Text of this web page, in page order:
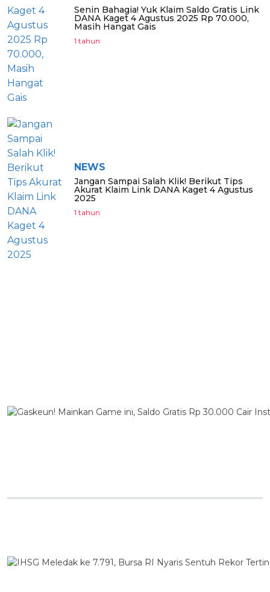
Senin Bahagia! Yuk Klaim Saldo Gratis Link
DANA Kaget 4 Agustus 2025 Rp 70.000,
Masih Hangat Gais
1 tahun
NEWS
Jangan Sampai Salah Klik! Berikut Tips
Akurat Klaim Link DANA Kaget 4 Agustus
2025
1 tahun